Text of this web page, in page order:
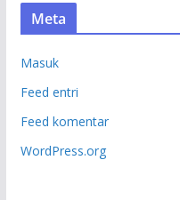
Meta
Masuk
Feed entri
Feed komentar
WordPress.org